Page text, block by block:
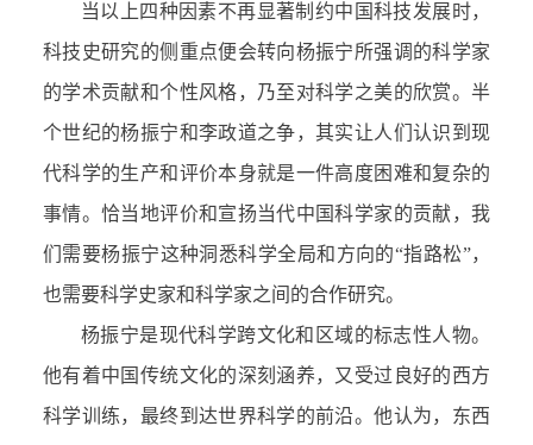
当以上四种因素不再显著制约中国科技发展时，
科技史研究的侧重点便会转向杨振宁所强调的科学家
的学术贡献和个性风格，乃至对科学之美的欣赏。半
个世纪的杨振宁和李政道之争，其实让人们认识到现
代科学的生产和评价本身就是一件高度困难和复杂的
事情。恰当地评价和宣扬当代中国科学家的贡献，我
们需要杨振宁这种洞悉科学全局和方向的“指路松”，
也需要科学史家和科学家之间的合作研究。
杨振宁是现代科学跨文化和区域的标志性人物。
他有着中国传统文化的深刻涵养，又受过良好的西方
科学训练，最终到达世界科学的前沿。他认为，东西